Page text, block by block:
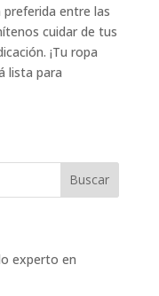
entre las
cuidar de tus
¡Tu ropa
lista para
experto en